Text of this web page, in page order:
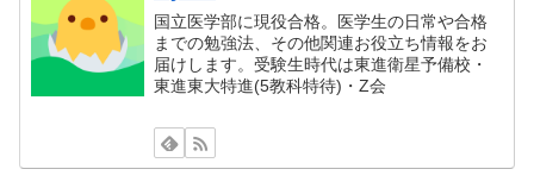
国立医学部に現役合格。医学生の日常や合格
までの勉強法、その他関連お役立ち情報をお
届けします。受験生時代は東進衛星予備校・
東進東大特進(5教科特待)・Z会